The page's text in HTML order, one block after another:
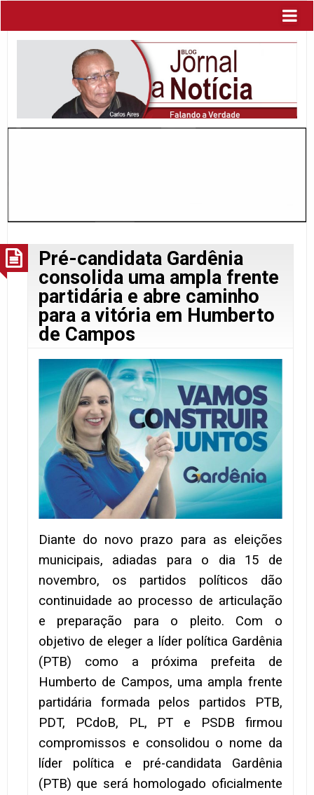
Pré-candidata Gardênia
consolida uma ampla frente
partidária e abre caminho
para a vitória em Humberto
de Campos
Diante do novo prazo para as eleições
municipais, adiadas para o dia 15 de
novembro, os partidos políticos dão
continuidade ao processo de articulação
e preparação para o pleito. Com o
objetivo de eleger a líder política Gardênia
(PTB) como a próxima prefeita de
Humberto de Campos, uma ampla frente
partidária formada pelos partidos PTB,
PDT, PCdoB, PL, PT e PSDB firmou
compromissos e consolidou o nome da
líder política e pré-candidata Gardênia
(PTB) que será homologado oficialmente